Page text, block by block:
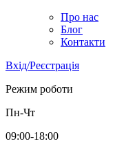
Про нас
Блог
Контакти
Вхід/Реєстрація
Режим роботи
Пн-Чт
09:00-18:00